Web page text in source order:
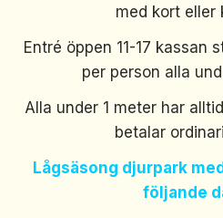
med kort eller
Entré öppen 11-17 kassan
per person alla
Alla under 1 meter har
betalar
Lågsäsong djurpark
följande